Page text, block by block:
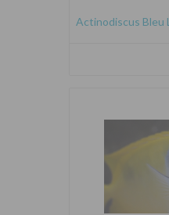
Actinodiscus Bleu L